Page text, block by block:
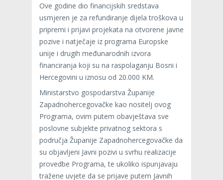
Ove godine dio financijskih sredstava
usmjeren je za refundiranje dijela troškova u
pripremi i prijavi projekata na otvorene javne
pozive i natječaje iz programa Europske
unije i drugih međunarodnih izvora
financiranja koji su na raspolaganju Bosni i
Hercegovini u iznosu od 20.000 KM.
Ministarstvo gospodarstva Županije
Zapadnohercegovačke kao nositelj ovog
Programa, ovim putem obavještava sve
poslovne subjekte privatnog sektora s
područja Županije Zapadnohercegovačke da
su objavljeni Javni pozivi u svrhu realizacije
provedbe Programa, te ukoliko ispunjavaju
tražene uvjete da se prijave putem Javnih